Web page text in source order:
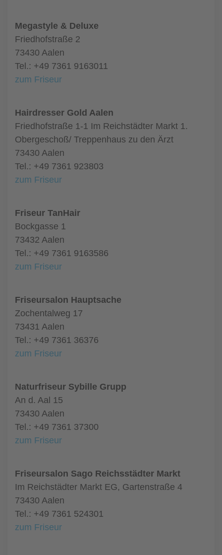
Megastyle & Deluxe
Friedhofstraße 2
73430 Aalen
Tel.: +49 7361 9163011
zum Friseur
Hairdresser Gold Aalen
Friedhofstraße 1-1 Im Reichstädter Markt 1.
Obergeschoß/ Treppenhaus zu den Ärzt
73430 Aalen
Tel.: +49 7361 923803
zum Friseur
Friseur TanHair
Bockgasse 1
73432 Aalen
Tel.: +49 7361 9163586
zum Friseur
Friseursalon Hauptsache
Zochentalweg 17
73431 Aalen
Tel.: +49 7361 36376
zum Friseur
Naturfriseur Sybille Grupp
An d. Aal 15
73430 Aalen
Tel.: +49 7361 37300
zum Friseur
Friseursalon Sago Reichsstädter Markt
Im Reichstädter Markt EG, Gartenstraße 4
73430 Aalen
Tel.: +49 7361 524301
zum Friseur